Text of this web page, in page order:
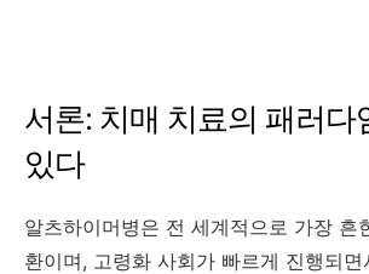
서론: 치매 치료의 패러다
있다
알츠하이머병은 전 세계적으로 가장 흔
환이며, 고령화 사회가 빠르게 진행되면